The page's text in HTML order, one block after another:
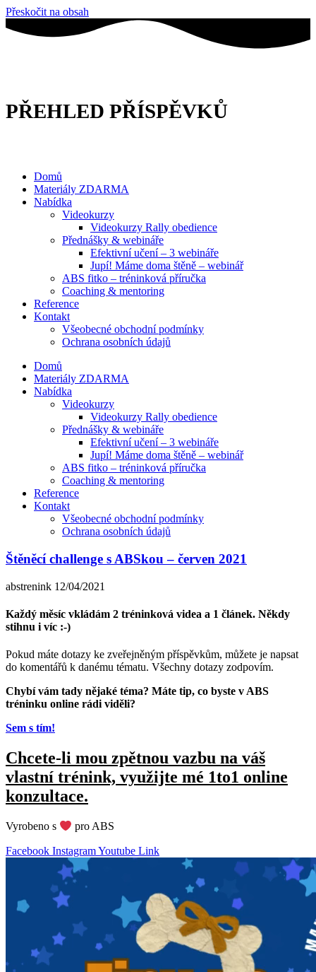
Přeskočit na obsah
PŘEHLED PŘÍSPĚVKŮ
Domů
Materiály ZDARMA
Nabídka
Videokurzy
Videokurzy Rally obedience
Přednášky & webináře
Efektivní učení – 3 webináře
Jupí! Máme doma štěně – webinář
ABS fitko – tréninková příručka
Coaching & mentoring
Reference
Kontakt
Všeobecné obchodní podmínky
Ochrana osobních údajů
Domů
Materiály ZDARMA
Nabídka
Videokurzy
Videokurzy Rally obedience
Přednášky & webináře
Efektivní učení – 3 webináře
Jupí! Máme doma štěně – webinář
ABS fitko – tréninková příručka
Coaching & mentoring
Reference
Kontakt
Všeobecné obchodní podmínky
Ochrana osobních údajů
Štěněcí challenge s ABSkou – červen 2021
abstrenink 12/04/2021
Každý měsíc vkládám 2 tréninková videa a 1 článek. Někdy
stihnu i víc :-)
Pokud máte dotazy ke zveřejněným příspěvkům, můžete je napsat
do komentářů k danému tématu. Všechny dotazy zodpovím.
Chybí vám tady nějaké téma? Máte tip, co byste v ABS
tréninku online rádi viděli?
Sem s tím!
Chcete-li mou zpětnou vazbu na váš
vlastní trénink, využijte mé 1to1 online
konzultace.
Vyrobeno s
pro ABS
Facebook InstagramYoutube Link